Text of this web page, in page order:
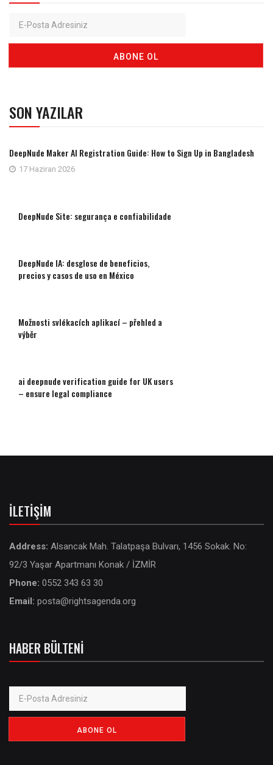
SON YAZILAR
DeepNude Maker AI Registration Guide: How to Sign Up in Bangladesh
17 Haziran 2026
DeepNude Site: segurança e confiabilidade
DeepNude IA: desglose de beneficios,
precios y casos de uso en México
Možnosti svlékacích aplikací – přehled a
výběr
ai deepnude verification guide for UK users
– ensure legal compliance
İLETIŞIM
Address: Alsancak Mah. Talatpaşa Bulvarı, 1456 Sokak. No:
92/3 Yaşar Apartmanı Konak / İZMİR
Phone: 0552 343 63 30
Email: posta@rightsagenda.org
HABER BÜLTENI